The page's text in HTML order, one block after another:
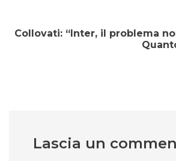
Collovati: “Inter, il problema
Lascia un